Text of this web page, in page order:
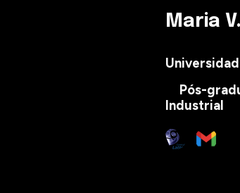
Maria
Pós-
Industrial